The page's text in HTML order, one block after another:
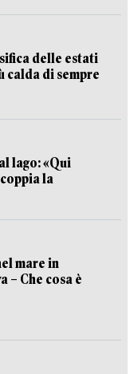
delle estati
calda di sempre
lago: «Qui
la
mare in
– Che cosa è